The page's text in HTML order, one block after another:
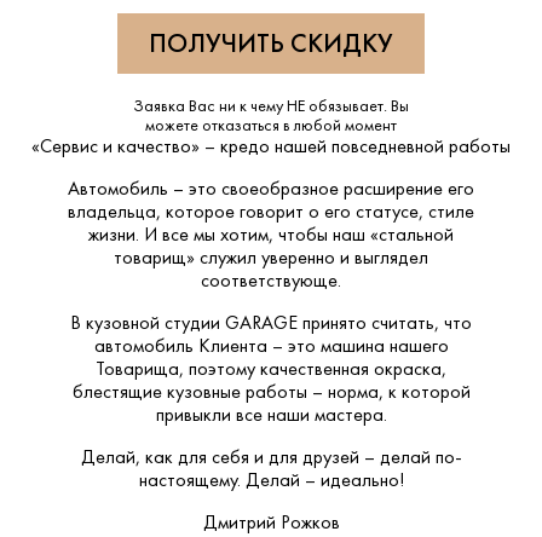
Заявка Вас ни к чему НЕ обязывает. Вы
можете отказаться в любой момент
«Сервис и качество» – кредо нашей повседневной работы
Автомобиль – это своеобразное расширение его
владельца, которое говорит о его статусе, стиле
жизни. И все мы хотим, чтобы наш «стальной
товарищ» служил уверенно и выглядел
соответствующе.
В кузовной студии GARAGE принято считать, что
автомобиль Клиента – это машина нашего
Товарища, поэтому качественная окраска,
блестящие кузовные работы – норма, к которой
привыкли все наши мастера.
Делай, как для себя и для друзей – делай по-
настоящему. Делай – идеально!
Дмитрий Рожков